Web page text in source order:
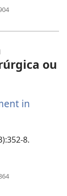
ou
in
8.